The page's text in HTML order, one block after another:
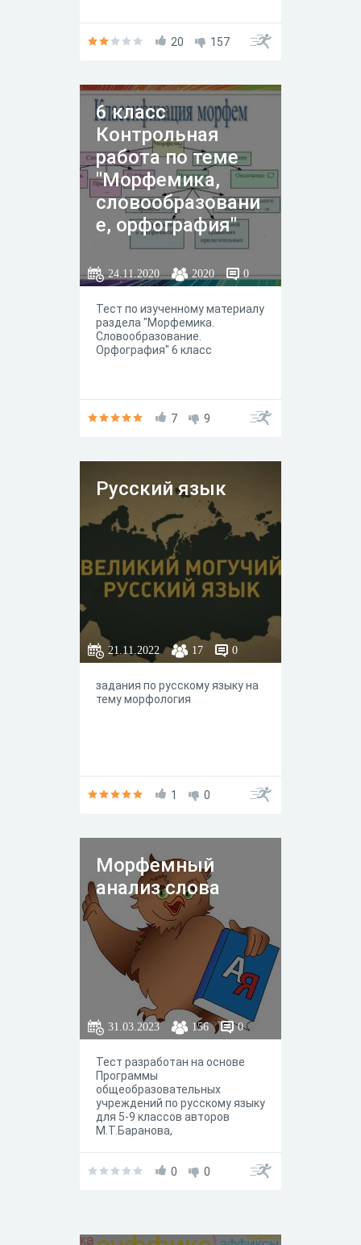
20 157
6 класс
Контрольная
работа по теме
"Морфемика,
словообразовани
е, орфография"
24.11.2020 2020 0
Тест по изученному материалу
раздела "Морфемика.
Словообразование.
Орфография" 6 класс
7 9
Русский язык
21.11.2022 17 0
задания по русскому языку на
тему морфология
1 0
Морфемный
анализ слова
31.03.2023 156 0
Тест разработан на основе
Программы
общеобразовательных
учреждений по русскому языку
для 5-9 классов авторов
М.Т.Баранова,
с федеральным компонентом
0 0